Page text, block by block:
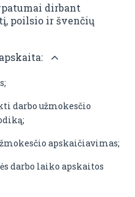
dirbant
poilsio ir švenčių
darbo užmokesčio
apskaičiavimas;
darbo laiko apskaitos